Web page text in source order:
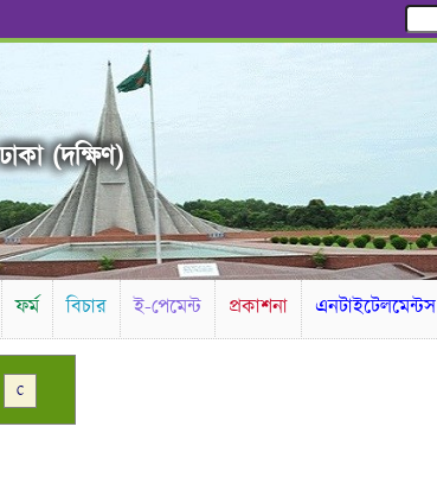
(দক্ষিণ)
ফর্ম বিচার ই-পেমেন্ট প্রকাশনা এনটাইটেলমেন্টস
C